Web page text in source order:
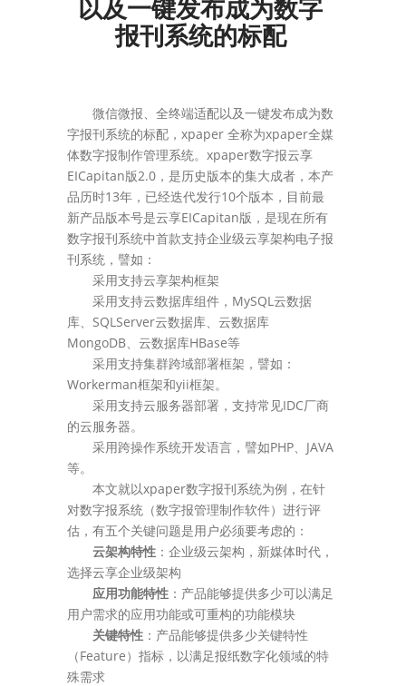
以及一键发布成为数字
报刊系统的标配
微信微报、全终端适配以及一键发布成为数
字报刊系统的标配，xpaper 全称为xpaper全媒
体数字报制作管理系统。xpaper数字报云享
EICapitan版2.0，是历史版本的集大成者，本产
品历时13年，已经迭代发行10个版本，目前最
新产品版本号是云享EICapitan版，是现在所有
数字报刊系统中首款支持企业级云享架构电子报
刊系统，譬如：
采用支持云享架构框架
采用支持云数据库组件，MySQL云数据
库、SQLServer云数据库、云数据库
MongoDB、云数据库HBase等
采用支持集群跨域部署框架，譬如：
Workerman框架和yii框架。
采用支持云服务器部署，支持常见IDC厂商
的云服务器。
采用跨操作系统开发语言，譬如PHP、JAVA
等。
本文就以xpaper数字报刊系统为例，在针
对数字报系统（数字报管理制作软件）进行评
估，有五个关键问题是用户必须要考虑的：
云架构特性 ：企业级云架构，新媒体时代，
选择云享企业级架构
应用功能特性 ：产品能够提供多少可以满足
用户需求的应用功能或可重构的功能模块
关键特性 ：产品能够提供多少关键特性
（Feature）指标，以满足报纸数字化领域的特
殊需求